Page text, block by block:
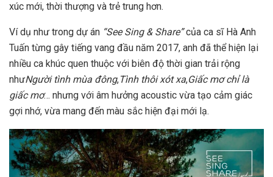
xúc mới, thời thượng và trẻ trung hơn.
Ví dụ như trong dự án “See Sing & Share”của ca sĩ Hà Anh
Tuấn từng gây tiếng vang đầu năm 2017, anh đã thể hiện lại
nhiều ca khúc quen thuộc với biên độ thời gian trải rộng
nhưNgười tình mùa đông,Tình thôi xót xa,Giấc mơ chỉ là
giấc mơ… nhưng với âm hưởng acoustic vừa tạo cảm giác
gợi nhớ, vừa mang đến màu sắc hiện đại mới lạ.